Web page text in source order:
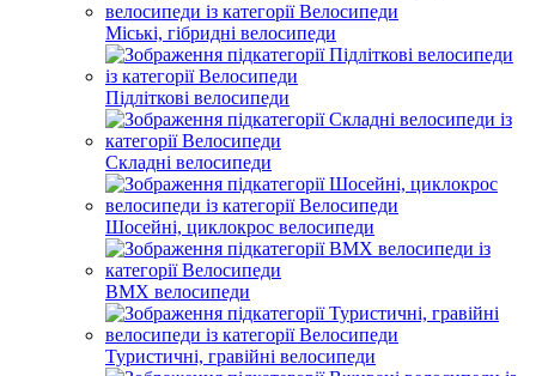
Міські, гібридні велосипеди
Підліткові велосипеди
Складні велосипеди
Шосейні, циклокрос велосипеди
BMX велосипеди
Туристичні, гравійні велосипеди